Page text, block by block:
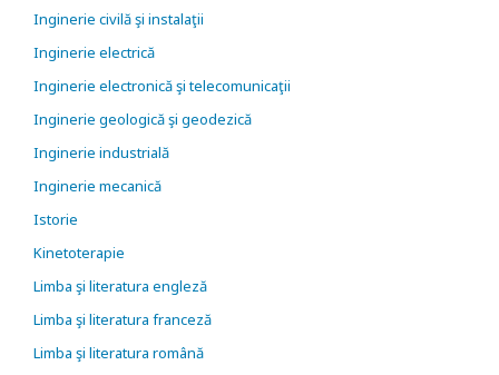
Inginerie civilă şi instalaţii
Inginerie electrică
Inginerie electronică şi telecomunicaţii
Inginerie geologică şi geodezică
Inginerie industrială
Inginerie mecanică
Istorie
Kinetoterapie
Limba şi literatura engleză
Limba şi literatura franceză
Limba şi literatura română